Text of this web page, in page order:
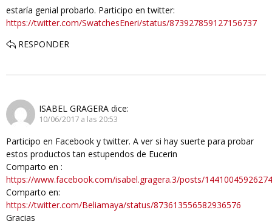
estaría genial probarlo. Participo en twitter:
https://twitter.com/SwatchesEneri/status/873927859127156737
RESPONDER
ISABEL GRAGERA dice:
10/06/2017 a las 20:53
Participo en Facebook y twitter. A ver si hay suerte para probar
estos productos tan estupendos de Eucerin
Comparto en :
https://www.facebook.com/isabel.gragera.3/posts/
Comparto en:
https://twitter.com/Beliamaya/status/873613556582936576
Gracias